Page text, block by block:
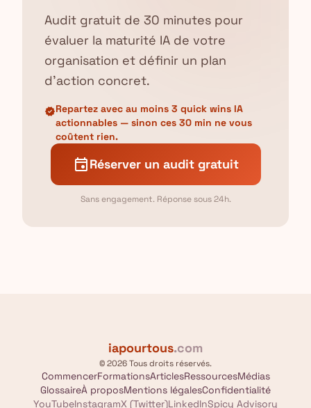
Audit gratuit de 30 minutes pour
évaluer la maturité IA de votre
organisation et définir un plan
d'action concret.
verifiedRepartez avec au moins 3 quick wins IA
actionnables — sinon ces 30 min ne vous
coûtent rien.
eventRéserver un audit gratuit
Sans engagement. Réponse sous 24h.
iapourtous.com
© 2026 Tous droits réservés.
CommencerFormationsArticlesRessourcesMédias
GlossaireÀ proposMentions légalesConfidentialité
YouTubeInstagramX (Twitter)LinkedInSpicy Advisory